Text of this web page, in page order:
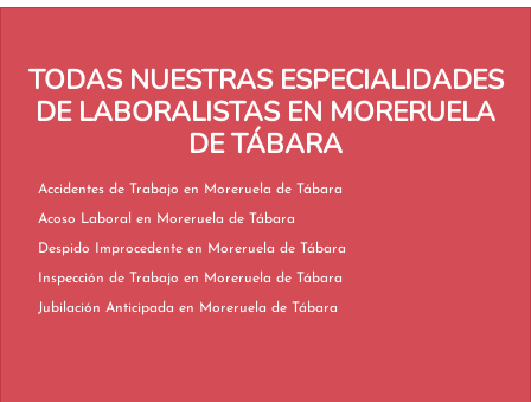
TODAS NUESTRAS ESPECIALIDADES
DE LABORALISTAS EN MORERUELA
DE TÁBARA
Accidentes de Trabajo en Moreruela de Tábara
Acoso Laboral en Moreruela de Tábara
Despido Improcedente en Moreruela de Tábara
Inspección de Trabajo en Moreruela de Tábara
Jubilación Anticipada en Moreruela de Tábara